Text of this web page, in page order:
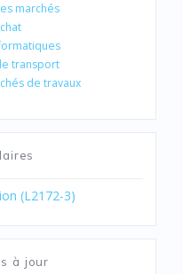
marchés
transport
de travaux
(L2172-3)
à jour